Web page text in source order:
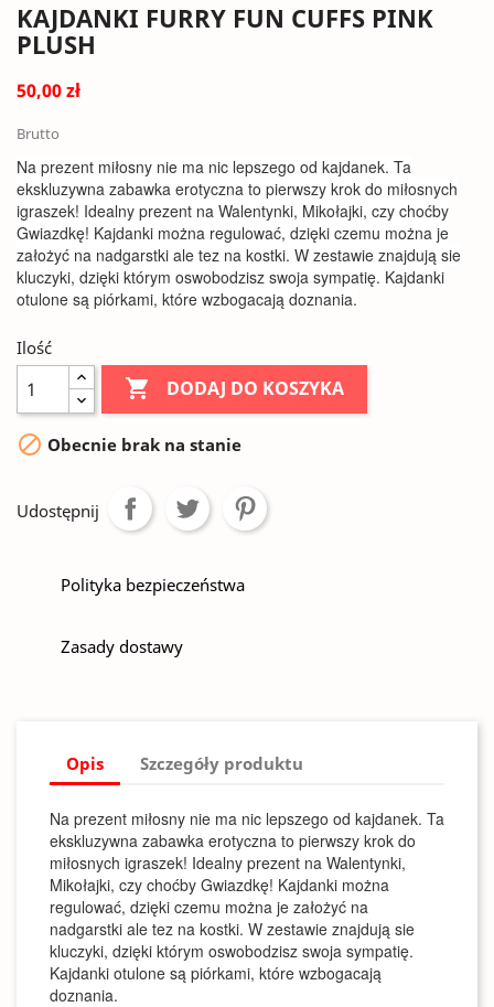
KAJDANKI FURRY FUN CUFFS PINK
PLUSH
50,00 zł
Brutto
Na prezent miłosny nie ma nic lepszego od kajdanek. Ta
ekskluzywna zabawka erotyczna to pierwszy krok do miłosnych
igraszek! Idealny prezent na Walentynki, Mikołajki, czy choćby
Gwiazdkę! Kajdanki można regulować, dzięki czemu można je
założyć na nadgarstki ale tez na kostki. W zestawie znajdują sie
kluczyki, dzięki którym oswobodzisz swoja sympatię. Kajdanki
otulone są piórkami, które wzbogacają doznania.
Ilość
 DODAJ DO KOSZYKA
 Obecnie brak na stanie
Udostępnij
Polityka bezpieczeństwa
Zasady dostawy
Opis Szczegóły produktu
Na prezent miłosny nie ma nic lepszego od kajdanek. Ta
ekskluzywna zabawka erotyczna to pierwszy krok do
miłosnych igraszek! Idealny prezent na Walentynki,
Mikołajki, czy choćby Gwiazdkę! Kajdanki można
regulować, dzięki czemu można je założyć na
nadgarstki ale tez na kostki. W zestawie znajdują sie
kluczyki, dzięki którym oswobodzisz swoja sympatię.
Kajdanki otulone są piórkami, które wzbogacają
doznania.